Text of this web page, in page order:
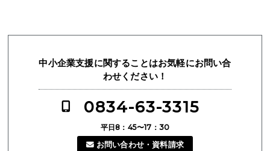
中小企業支援に関することはお気軽にお問い合
わせください！
0834-63-3315
平日8：45〜17：30
お問い合わせ・資料請求